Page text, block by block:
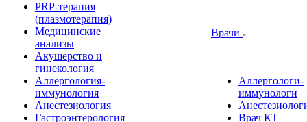
PRP-терапия
(плазмотерапия)
Медицинские
анализы
Акушерство и
гинекология
Аллергология-
иммунология
Анестезиология
Гастроэнтерология
Врачи
Аллергологи-
иммунологи
Врач КТ